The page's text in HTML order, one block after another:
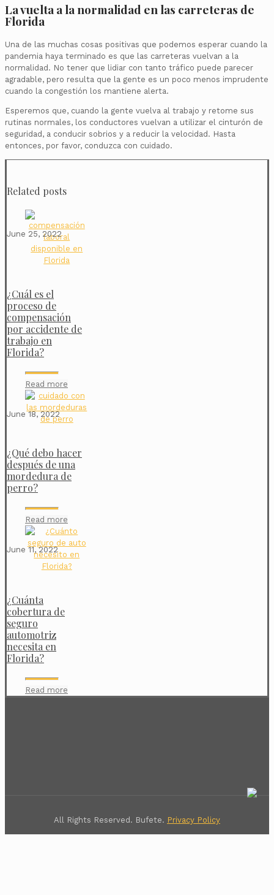
La vuelta a la normalidad en las carreteras de
Florida
Una de las muchas cosas positivas que podemos esperar cuando la
pandemia haya terminado es que las carreteras vuelvan a la
normalidad. No tener que lidiar con tanto tráfico puede parecer
agradable, pero resulta que la gente es un poco menos imprudente
cuando la congestión los mantiene alerta.
Esperemos que, cuando la gente vuelva al trabajo y retome sus
rutinas normales, los conductores vuelvan a utilizar el cinturón de
seguridad, a conducir sobrios y a reducir la velocidad. Hasta
entonces, por favor, conduzca con cuidado.
Related posts
June 25, 2022
¿Cuál es el
proceso de
compensación
por accidente de
trabajo en
Florida?
Read more
June 18, 2022
¿Qué debo hacer
después de una
mordedura de
perro?
Read more
June 11, 2022
¿Cuánta
cobertura de
seguro
automotriz
necesita en
Florida?
Read more
All Rights Reserved. Bufete. Privacy Policy